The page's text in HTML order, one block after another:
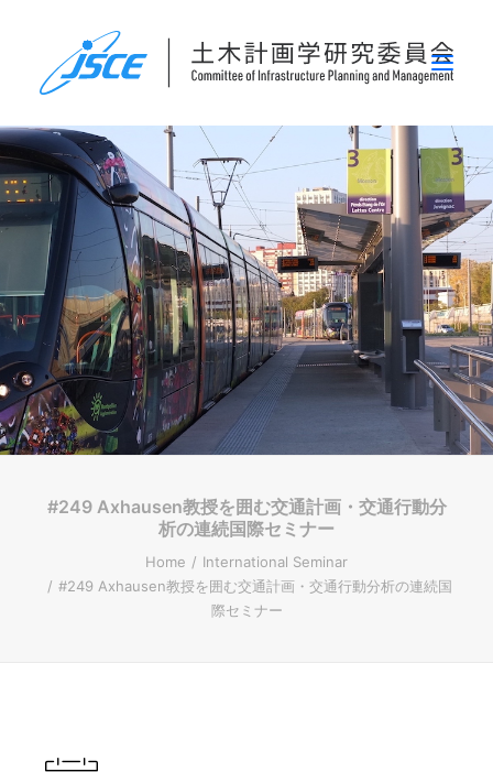
ホーム
委員会概要
研究発表会
論文集・刊行物
行事案内
表彰
災害関連調査情報
リンク
#249 Axhausen教授を囲む交通計画・交通行動分
析の連続国際セミナー
Home
International Seminar
#249 Axhausen教授を囲む交通計画・交通行動分析の連続国
際セミナー